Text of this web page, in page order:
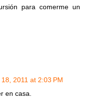
para comerme un
2011 at 2:03 PM
en casa.